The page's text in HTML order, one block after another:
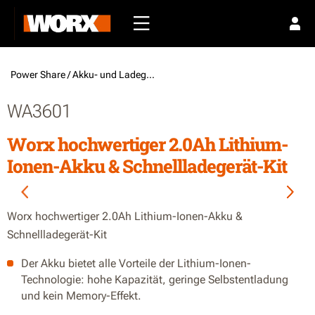
Power Share / Akku- und Ladegerät-Kit
WA3601
Worx hochwertiger 2.0Ah Lithium-
Ionen-Akku & Schnellladegerät-Kit
Worx hochwertiger 2.0Ah Lithium-Ionen-Akku &
Schnellladegerät-Kit
Der Akku bietet alle Vorteile der Lithium-Ionen-
Technologie: hohe Kapazität, geringe Selbstentladung
und kein Memory-Effekt.